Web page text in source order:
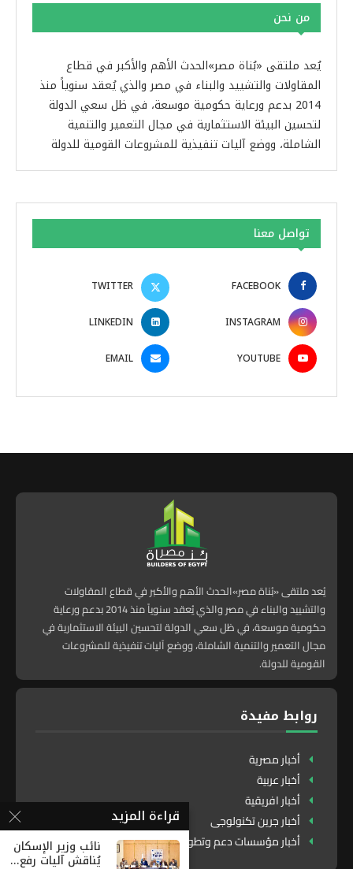
من نحن
يُعد ملتقى «بُناة مصر»الحدث الأهم والأكبر في قطاع
المقاولات والتشييد والبناء في مصر والذي يُعقد سنوياً منذ
2014 بدعم ورعاية حكومية موسعة، في ظل سعي الدولة
لتحسين البيئة الاستثمارية في مجال التعمير والتنمية
الشاملة، ووضع آليات تنفيذية للمشروعات القومية للدولة
تواصل معنا
FACEBOOK
TWITTER
INSTAGRAM
LINKEDIN
YOUTUBE
EMAIL
يُعد ملتقى «بُناة مصر»الحدث الأهم والأكبر في قطاع المقاولات
والتشييد والبناء في مصر والذي يُعقد سنوياً منذ 2014 بدعم ورعاية
حكومية موسعة، في ظل سعي الدولة لتحسين البيئة الاستثمارية في
مجال التعمير والتنمية الشاملة، ووضع آليات تنفيذية للمشروعات
القومية للدولة.
روابط مفيدة
أخبار مصرية
أخبار عربية
أخبار افريقية
أخبار جرين تكنولوجى
أخبار مؤسسات دعم وتطوير
قراءة المزيد
نائب وزير الإسكان
يُناقش آليات رفع...